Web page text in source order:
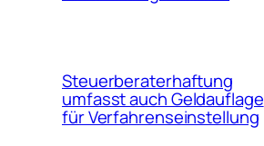
Steuerberaterhaftung
umfasst auch Geldauflage
für Verfahrenseinstellung